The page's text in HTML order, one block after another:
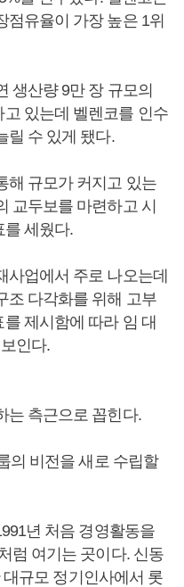
점유율이 가장 높은 1위
생산량 9만 장 규모의
있는데 벨렌코를 인수
릴 수 있게 됐다.
해 규모가 커지고 있는
교두보를 마련하고 시
를 세웠다.
사업에서 주로 나오는데
조 다각화를 위해 고부
제시함에 따라 임 대
인다.
는 측근으로 꼽힌다.
의 비전을 새로 수립할
년 처음 경영활동을
럼 여기는 곳이다. 신동
규모 정기인사에서 롯